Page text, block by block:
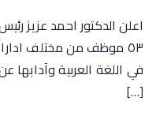
اعلن الدكتور احمد عزيز
٥٣ موظف من مختلف
في اللغة العربية
[…]